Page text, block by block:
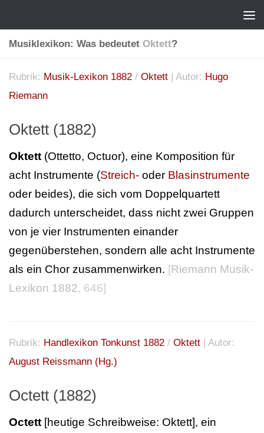
Musiklexikon: Was bedeutet Oktett?
Rubrik: Musik-Lexikon 1882 / Oktett | Autor: Hugo
Riemann
Oktett (1882)
Oktett (Ottetto, Octuor), eine Komposition für
acht Instrumente (Streich- oder Blasinstrumente
oder beides), die sich vom Doppelquartett
dadurch unterscheidet, dass nicht zwei Gruppen
von je vier Instrumenten einander
gegenüberstehen, sondern alle acht Instrumente
als ein Chor zusammenwirken. [Riemann Musik-
Lexikon 1882, 646]
Rubrik: Handlexikon Tonkunst 1882 / Oktett | Autor:
August Reissmann (Hg.)
Octett (1882)
Octett [heutige Schreibweise: Oktett], ein